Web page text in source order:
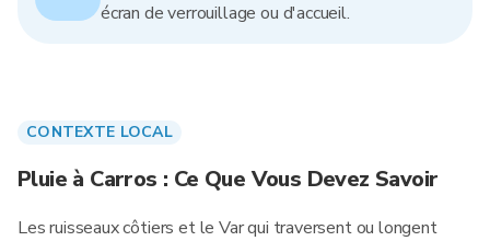
écran de verrouillage ou d'accueil.
CONTEXTE LOCAL
Pluie à Carros : Ce Que Vous Devez Savoir
Les ruisseaux côtiers et le Var qui traversent ou longent